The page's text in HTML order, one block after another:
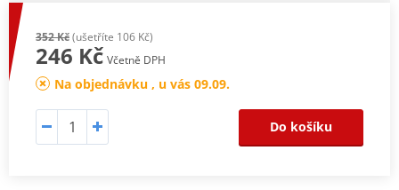
352 Kč(ušetříte 106 Kč)
246 Kč Včetně DPH
Na objednávku , u vás 09.09.
Do košíku